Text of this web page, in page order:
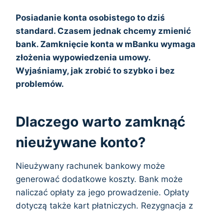
Posiadanie konta osobistego to dziś
standard. Czasem jednak chcemy zmienić
bank. Zamknięcie konta w mBanku wymaga
złożenia wypowiedzenia umowy.
Wyjaśniamy, jak zrobić to szybko i bez
problemów.
Dlaczego warto zamknąć
nieużywane konto?
Nieużywany rachunek bankowy może
generować dodatkowe koszty. Bank może
naliczać opłaty za jego prowadzenie. Opłaty
dotyczą także kart płatniczych. Rezygnacja z